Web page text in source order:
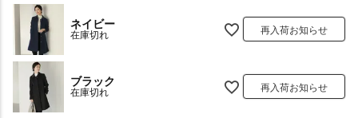
ネイビー
在庫切れ 再入荷お知らせ
ブラック
在庫切れ 再入荷お知らせ